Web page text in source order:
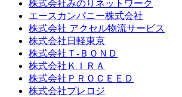
株式会社みのりネットワーク
エースカンパニー株式会社
株式会社 アクセル物流サービス
株式会社日軽東京
株式会社Ｔ-ＢＯＮＤ
株式会社ＫＩＲＡ
株式会社ＰＲＯＣＥＥＤ
株式会社プレロジ